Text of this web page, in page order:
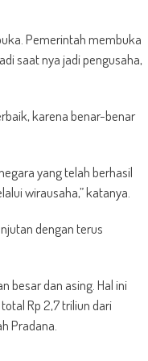
Pemerintah membuka
saat nya jadi pengusaha,
karena benar-benar
yang telah berhasil
wirausaha,” katanya.
dengan terus
besar dan asing. Hal ini
Rp 2,7 triliun dari
Pradana.